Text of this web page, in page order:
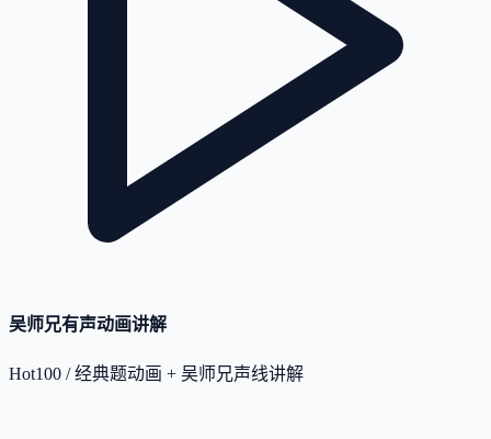
吴师兄有声动画讲解
Hot100 / 经典题动画 + 吴师兄声线讲解